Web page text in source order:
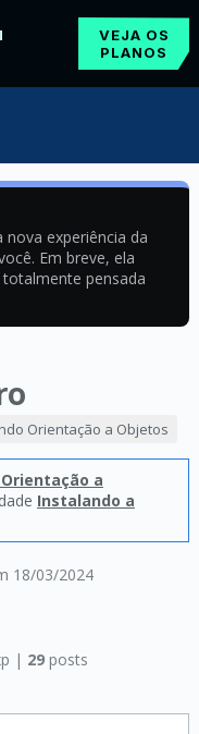
VEJA OS
PLANOS
experiência da
Em breve, ela
pensada
18/03/2024
Orientação a Objetos
a
Instalando a
| 29 posts